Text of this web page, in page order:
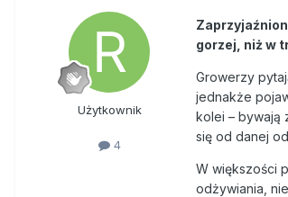
Użytkownik
4
gorzej, niż w
Growerzy
jednakże
kolei – bywają
się od danej
W większości
odżywiania,